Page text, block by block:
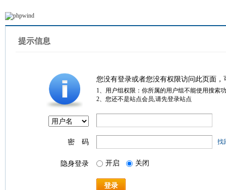
提示信息
您没有登录或者您没有权限访问此页面
1、用户组权限：你所属的用户组不能使用搜索
2、您还不是站点会员,请先登录站点
密 码 找
隐身登录 开启 关闭
登录